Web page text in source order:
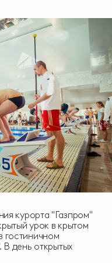
курорта "Газпром"
урок в крытом
гостиничном
В день открытых